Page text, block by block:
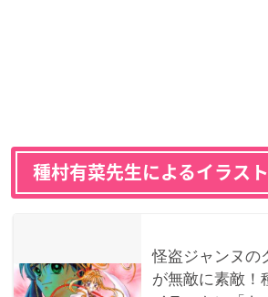
種村有菜先生によるイラスト